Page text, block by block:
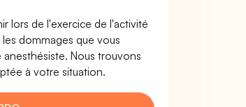
lors de l'exercice de l'activité
dommages que vous
Nous trouvons
à votre situation.